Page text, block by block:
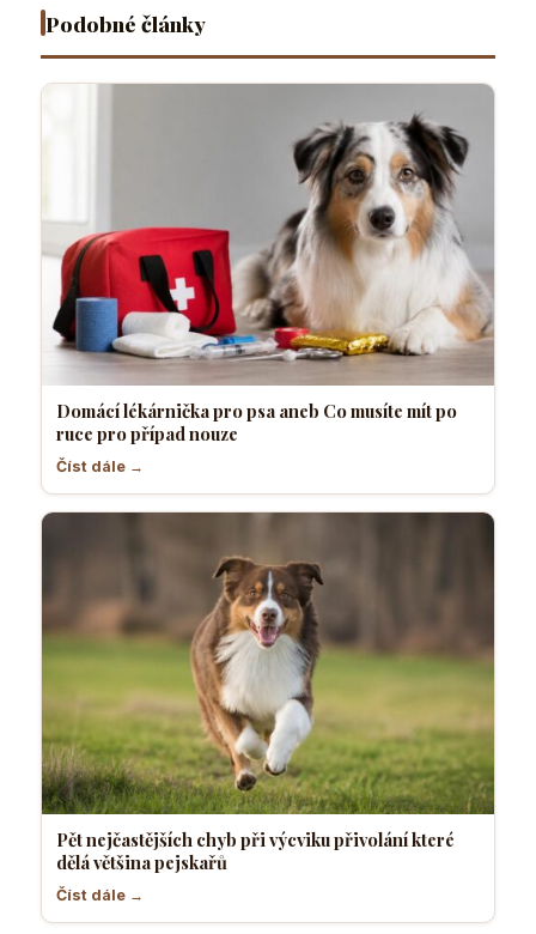
nouze
Podobné články
Domácí lékárnička pro psa aneb Co musíte mít po
ruce pro případ nouze
Číst dále →
Pět nejčastějších chyb při výcviku přivolání které
dělá většina pejskařů
Číst dále →